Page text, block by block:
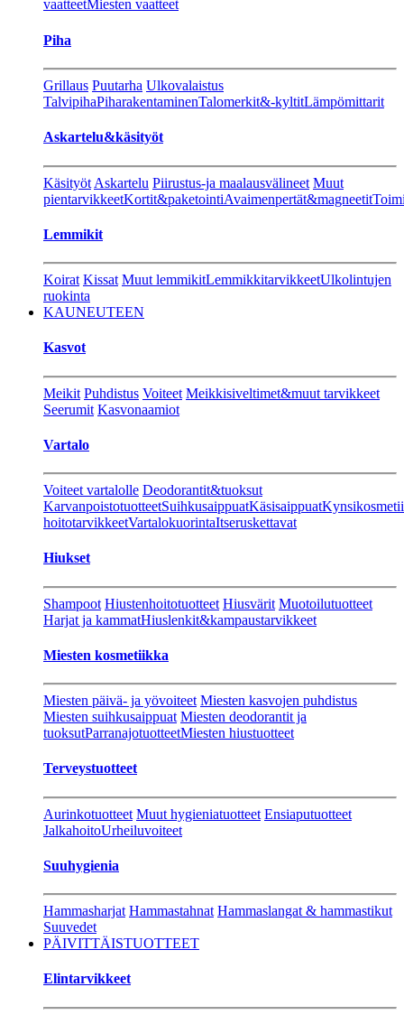
vaatteetMiesten vaatteet
Piha
Grillaus Puutarha Ulkovalaistus
TalvipihaPiharakentaminenTalomerkit&-kyltitLämpömittarit
Askartelu&käsityöt
Käsityöt Askartelu Piirustus-ja maalausvälineet Muut
pientarvikkeetKortit&paketointiAvaimenpertät&magneetit
Lemmikit
Koirat Kissat Muut lemmikitLemmikkitarvikkeetUlkolintujen
ruokinta
KAUNEUTEEN
Kasvot
Meikit Puhdistus Voiteet Meikkisiveltimet&muut tarvikkeet
Seerumit Kasvonaamiot
Vartalo
Voiteet vartalolle Deodorantit&tuoksut
KarvanpoistotuotteetSuihkusaippuatKäsisaippuat
hoitotarvikkeetVartalokuorintaItseruskettavat
Hiukset
Shampoot Hiustenhoitotuotteet Hiusvärit Muotoilutuotteet
Harjat ja kammatHiuslenkit&kampaustarvikkeet
Miesten kosmetiikka
Miesten päivä- ja yövoiteet Miesten kasvojen puhdistus
Miesten suihkusaippuat Miesten deodorantit ja
tuoksutParranajotuotteetMiesten hiustuotteet
Terveystuotteet
Aurinkotuotteet Muut hygieniatuotteet Ensiaputuotteet
JalkahoitoUrheiluvoiteet
Suuhygienia
Hammasharjat Hammastahnat Hammaslangat & hammastikut
Suuvedet
PÄIVITTÄISTUOTTEET
Elintarvikkeet